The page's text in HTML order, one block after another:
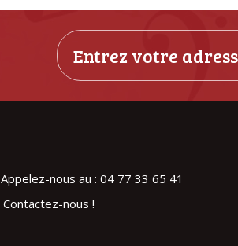
Appelez-nous au : 04 77 33 65 41
Contactez-nous !